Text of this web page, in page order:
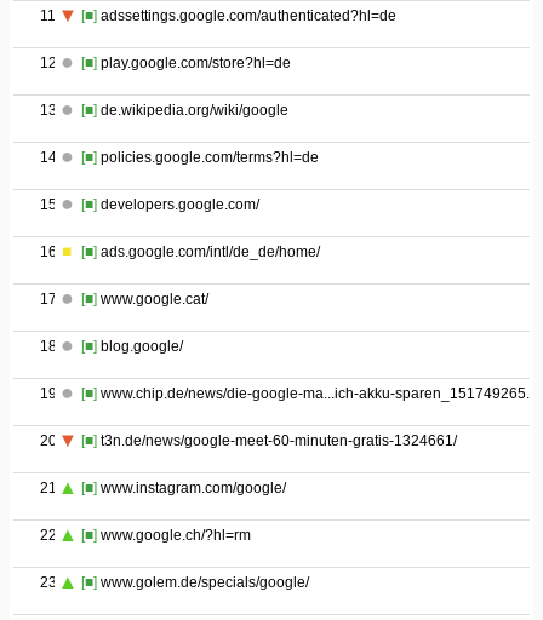
11 [■] adssettings.google.com/authenticated?hl=de
12 [■] play.google.com/store?hl=de
13 [■] de.wikipedia.org/wiki/google
14 [■] policies.google.com/terms?hl=de
15 [■] developers.google.com/
16 [■] ads.google.com/intl/de_de/home/
17 [■] www.google.cat/
18 [■] blog.google/
19 [■] www.chip.de/news/die-google-ma...ich-akku-
20 [■] t3n.de/news/google-meet-60-minuten-gratis-1324661/
21 [■] www.instagram.com/google/
22 [■] www.google.ch/?hl=rm
23 [■] www.golem.de/specials/google/